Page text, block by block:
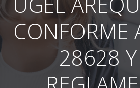
CONFORME
28628